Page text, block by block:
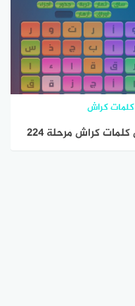
كلمات كراش
حل كلمات كراش مرحلة 224